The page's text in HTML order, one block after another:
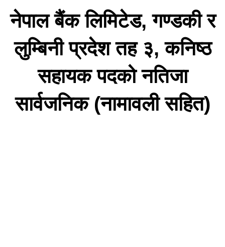
नेपाल बैंक लिमिटेड, गण्डकी र
लुम्बिनी प्रदेश तह ३, कनिष्ठ
सहायक पदको नतिजा
सार्वजनिक (नामावली सहित)